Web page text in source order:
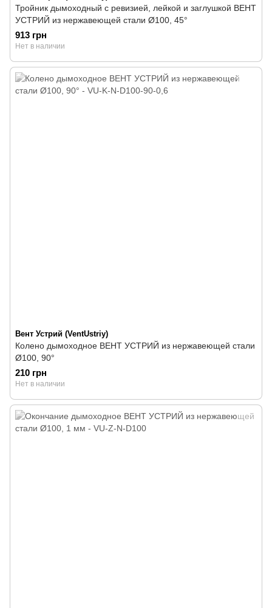
Тройник дымоходный с ревизией, лейкой и заглушкой ВЕНТ
УСТРИЙ из нержавеющей стали Ø100, 45°
913 грн
Нет в наличии
Вент Устрий (VentUstriy)
Колено дымоходное ВЕНТ УСТРИЙ из нержавеющей стали
Ø100, 90°
210 грн
Нет в наличии